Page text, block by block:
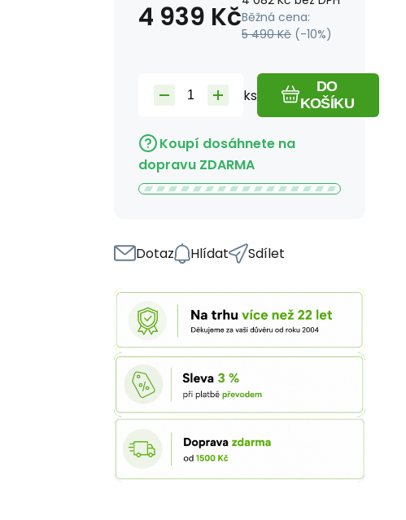
4 939 KčBěžná cena:
5 490 Kč (-10%)
ks
DO
KOŠÍKU
Koupí dosáhnete na
dopravu ZDARMA
Dotaz Hlídat Sdílet